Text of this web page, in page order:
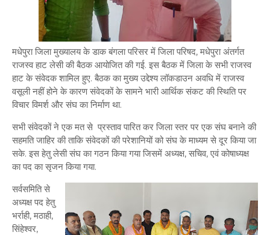
मधेपुरा जिला मुख्यालय के डाक बंगला परिसर में जिला परिषद, मधेपुरा अंतर्गत
राजस्व हाट लेसी की बैठक आयोजित की गई. इस बैठक में जिला के सभी राजस्व
हाट के संवेदक शामिल हुए. बैठक का मुख्य उद्देश्य लॉकडाउन अवधि में राजस्व
वसूली नहीं होने के कारण संवेदकों के सामने भारी आर्थिक संकट की स्थिति पर
विचार विमर्श और संघ का निर्माण था.
सभी संवेदकों ने एक मत से प्रस्ताव पारित कर जिला स्तर पर एक संघ बनाने की
सहमति जाहिर की ताकि संवेदकों की परेशानियों को संघ के माध्यम से दूर किया जा
सके. इस हेतु लेसी संघ का गठन किया गया जिसमें अध्यक्ष, सचिव, एवं कोषाध्यक्ष
का पद का सृजन किया गया.
सर्वसमिति से
अध्यक्ष पद हेतु
भर्राही, मठाही,
सिंहेश्वर,